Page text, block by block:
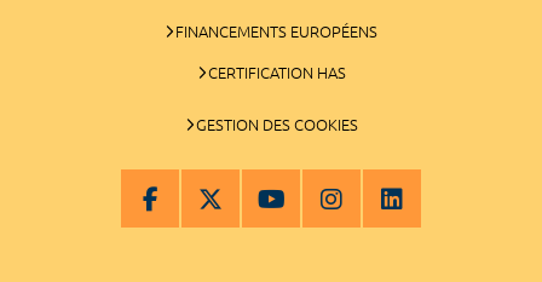
FINANCEMENTS EUROPÉENS
CERTIFICATION HAS
GESTION DES COOKIES